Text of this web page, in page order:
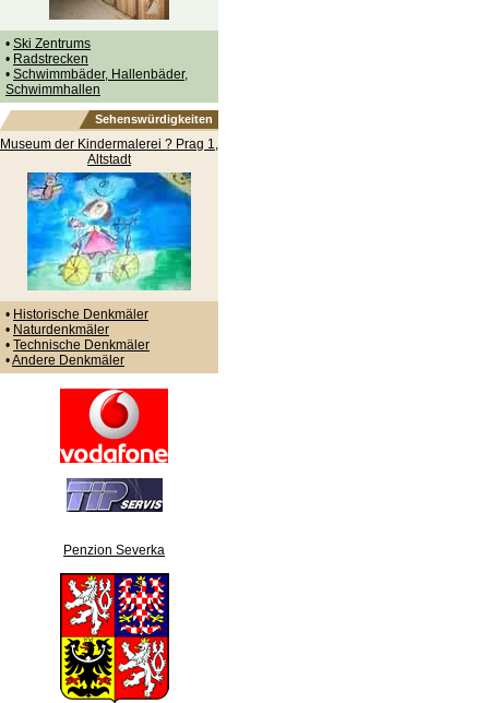
• Ski Zentrums
• Radstrecken
• Schwimmbäder, Hallenbäder,
Schwimmhallen
Sehenswürdigkeiten
Museum der Kindermalerei ? Prag 1,
Altstadt
• Historische Denkmäler
• Naturdenkmäler
• Technische Denkmäler
•Andere Denkmäler
Penzion Severka